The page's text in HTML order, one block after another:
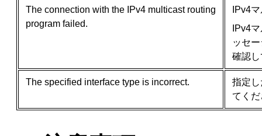
The connection with the IPv4 multicast routing
program failed.
IPv4
IPv4
ッセ
確認
The specified interface type is incorrect.
指定
てく